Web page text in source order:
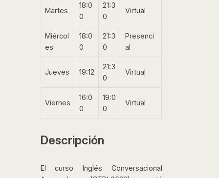
Martes
18:0
0
21:3
0
Virtual
Miércol
es
18:0
0
21:3
0
Presenci
al
Jueves 19:12
21:3
0
Virtual
Viernes
16:0
0
19:0
0
Virtual
Descripción
El curso Inglés Conversacional